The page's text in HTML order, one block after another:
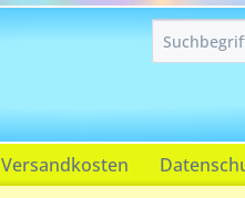
Versandkosten